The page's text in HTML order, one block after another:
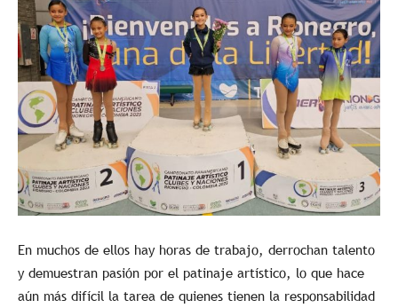
En muchos de ellos hay horas de trabajo, derrochan talento
y demuestran pasión por el patinaje artístico, lo que hace
aún más difícil la tarea de quienes tienen la responsabilidad